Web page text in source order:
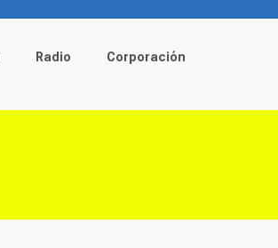
Radio Corporación